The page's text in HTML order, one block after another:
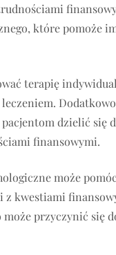
które pomoże
terapię
dzielić się
finansowymi.
może
kwestiami
przyczynić się